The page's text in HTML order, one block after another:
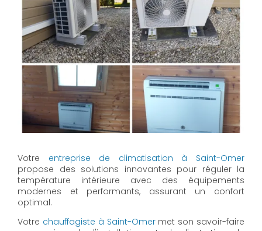
Votre entreprise de climatisation à Saint-Omer
propose des solutions innovantes pour réguler la
température intérieure avec des équipements
modernes et performants, assurant un confort
optimal.
Votre chauffagiste à Saint-Omermet son savoir-faire